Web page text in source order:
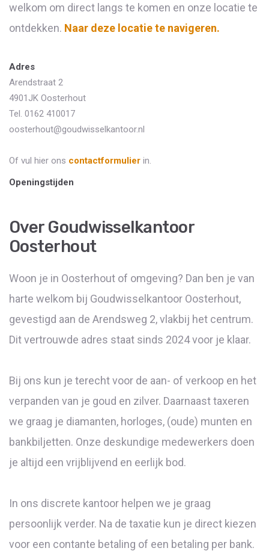
welkom om direct langs te komen en onze locatie te
ontdekken. Naar deze locatie te navigeren.
Adres
Arendstraat 2
4901JK Oosterhout
Tel. 0162 410017
oosterhout@goudwisselkantoor.nl
Of vul hier ons contactformulier in.
Openingstijden
Over Goudwisselkantoor
Oosterhout
Woon je in Oosterhout of omgeving? Dan ben je van
harte welkom bij Goudwisselkantoor Oosterhout,
gevestigd aan de Arendsweg 2, vlakbij het centrum.
Dit vertrouwde adres staat sinds 2024 voor je klaar.
Bij ons kun je terecht voor de aan- of verkoop en het
verpanden van je goud en zilver. Daarnaast taxeren
we graag je diamanten, horloges, (oude) munten en
bankbiljetten. Onze deskundige medewerkers doen
je altijd een vrijblijvend en eerlijk bod.
In ons discrete kantoor helpen we je graag
persoonlijk verder. Na de taxatie kun je direct kiezen
voor een contante betaling of een betaling per bank.